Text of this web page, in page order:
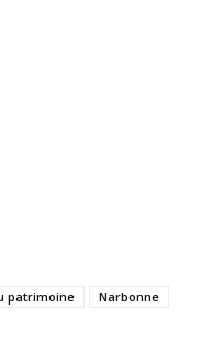
patrimoine
Narbonne